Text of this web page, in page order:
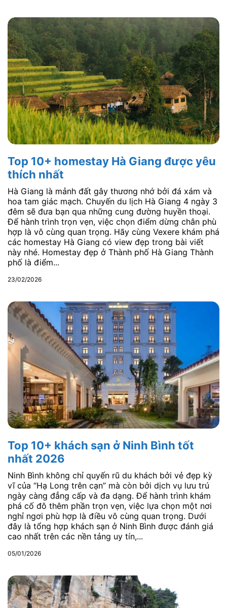
Top 10+ homestay Hà Giang được yêu
thích nhất
Hà Giang là mảnh đất gây thương nhớ bởi đá xám và
hoa tam giác mạch. Chuyến du lịch Hà Giang 4 ngày 3
đêm sẽ đưa bạn qua những cung đường huyền thoại.
Để hành trình trọn vẹn, việc chọn điểm dừng chân phù
hợp là vô cùng quan trọng. Hãy cùng Vexere khám phá
các homestay Hà Giang có view đẹp trong bài viết
này nhé. Homestay đẹp ở Thành phố Hà Giang Thành
phố là điểm...
23/02/2026
Top 10+ khách sạn ở Ninh Bình tốt
nhất 2026
Ninh Bình không chỉ quyến rũ du khách bởi vẻ đẹp kỳ
vĩ của “Hạ Long trên cạn” mà còn bởi dịch vụ lưu trú
ngày càng đẳng cấp và đa dạng. Để hành trình khám
phá cố đô thêm phần trọn vẹn, việc lựa chọn một nơi
nghỉ ngơi phù hợp là điều vô cùng quan trọng. Dưới
đây là tổng hợp khách sạn ở Ninh Bình được đánh giá
cao nhất trên các nền tảng uy tín,...
05/01/2026